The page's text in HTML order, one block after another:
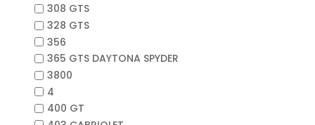
308 GTS
328 GTS
356
365 GTS DAYTONA SPYDER
3800
4
400 GT